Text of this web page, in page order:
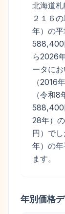
北海道
２１６
年）の
588,400
ら2026
ータに
（2016
（令和
588,400
28年）
円）で
年）の
ます。
年別価格